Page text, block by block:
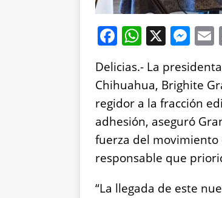
F
c
e
b
o
o
W
at
s
A
p
p
X M
e
ss
e
n
g
er
l
Delicias.- La
Chihuahua, Brighite
regidor a la fracción
adhesión, aseguró
fuerza del movimiento
responsable que
“La llegada de este